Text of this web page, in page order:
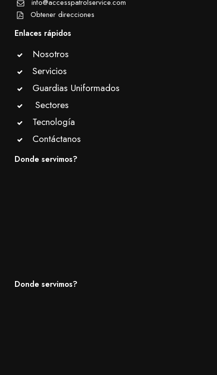
info@accesspatrolservice.com
Obtener direcciones
Enlaces rápidos
Nosotros
Servicios
Guardias Uniformados
Sectores
Tecnología
Contáctanos
Donde servimos?
Donde servimos?